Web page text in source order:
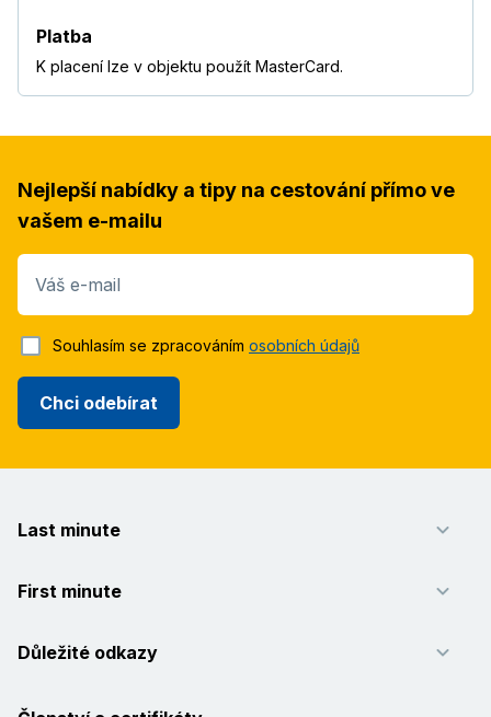
Platba
K placení lze v objektu použít MasterCard.
Nejlepší nabídky a tipy na cestování přímo ve
vašem e-mailu
Váš e-mail
Chci odebírat
Souhlasím se zpracováním osobních údajů
Last minute
First minute
Důležité odkazy